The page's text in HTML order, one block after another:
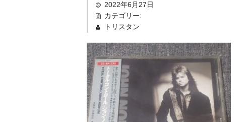
2022年6月27日
カテゴリー:
トリスタン